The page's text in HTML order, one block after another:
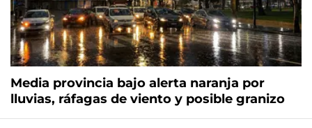
Media provincia bajo alerta naranja por
lluvias, ráfagas de viento y posible granizo